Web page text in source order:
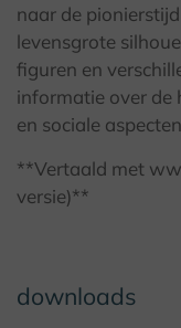
naar de
levensgrote
figuren en
informatie over de
en sociale
**Vertaald met
versie)**
downloads